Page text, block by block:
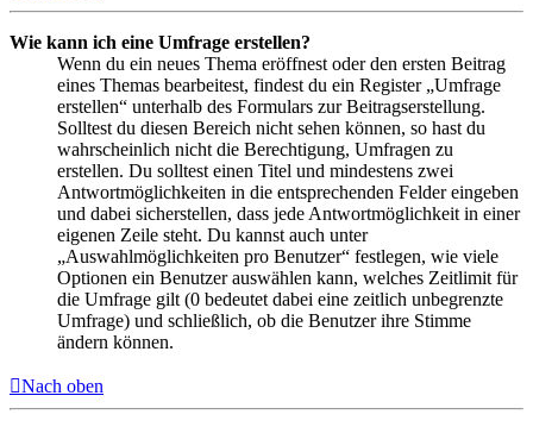
Wie kann ich eine Umfrage erstellen?
Wenn du ein neues Thema eröffnest oder den ersten Beitrag
eines Themas bearbeitest, findest du ein Register „Umfrage
erstellen“ unterhalb des Formulars zur Beitragserstellung.
Solltest du diesen Bereich nicht sehen können, so hast du
wahrscheinlich nicht die Berechtigung, Umfragen zu
erstellen. Du solltest einen Titel und mindestens zwei
Antwortmöglichkeiten in die entsprechenden Felder eingeben
und dabei sicherstellen, dass jede Antwortmöglichkeit in einer
eigenen Zeile steht. Du kannst auch unter
„Auswahlmöglichkeiten pro Benutzer“ festlegen, wie viele
Optionen ein Benutzer auswählen kann, welches Zeitlimit für
die Umfrage gilt (0 bedeutet dabei eine zeitlich unbegrenzte
Umfrage) und schließlich, ob die Benutzer ihre Stimme
ändern können.
Nach oben